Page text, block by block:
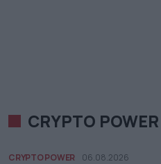
CRYPTO POWER
CRYPTO POWER 06.08.2026